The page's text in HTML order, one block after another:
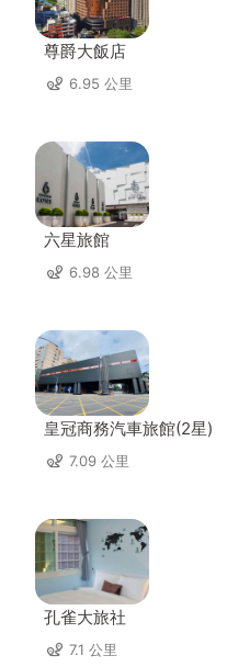
尊爵大飯店
6.95 公里
六星旅館
6.98 公里
皇冠商務汽車旅館(2星)
7.09 公里
孔雀大旅社
7.1 公里